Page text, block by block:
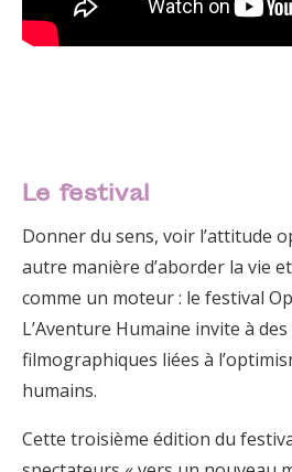
Le festival
Donner du sens, voir l’attitude
autre manière d’aborder la vie
comme un moteur : le festival
L’Aventure Humaine invite à
filmographiques liées à
humains.
Cette troisième édition du